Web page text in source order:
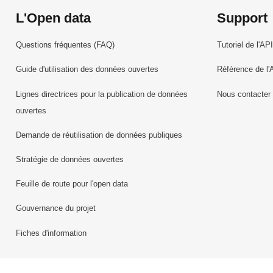
L'Open data
Questions fréquentes (FAQ)
Guide d'utilisation des données ouvertes
Lignes directrices pour la publication de données
ouvertes
Demande de réutilisation de données publiques
Stratégie de données ouvertes
Feuille de route pour l'open data
Gouvernance du projet
Fiches d'information
Support
Tutoriel de l'API
Référence de
Nous contacter